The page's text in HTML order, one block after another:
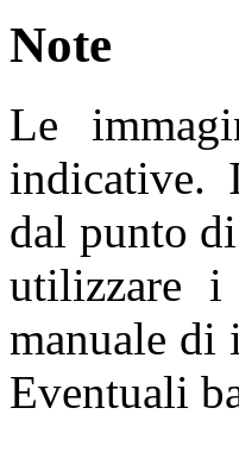
Note
Le
indicative.
dal punto
utilizzare i
manuale di
Eventuali